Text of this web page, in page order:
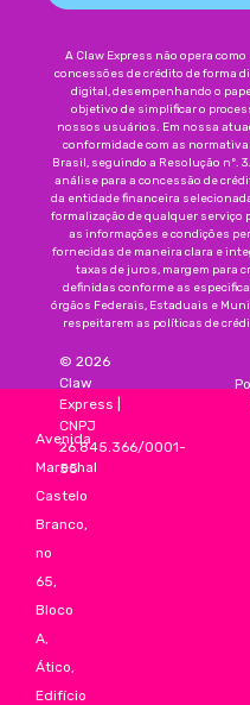
A Claw Express não opera
concessões de crédito de forma
digital, desempenhando o
objetivo de simplificar o
nossos usuários. Em nossa
conformidade com as
Brasil, seguindo a Resolução nº.
análise para a concessão de
da entidade financeira
formalização de qualquer serviço
as informações e condições
fornecidas de maneira clara e
taxas de juros, margem para
definidas conforme as
órgãos Federais, Estaduais e
respeitarem as políticas de
Avenida
Marechal
Castelo
Branco,
no
65,
Bloco
A,
Ático,
Edifício
© 2026
Claw
Express
CNPJ
26.845.366/0001-
55